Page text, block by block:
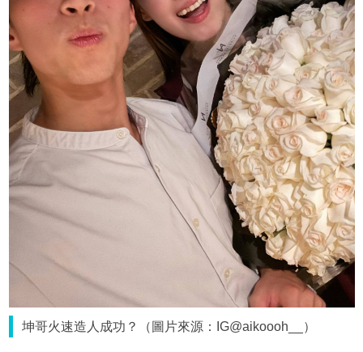
坤哥火速造人成功？（圖片來源：IG@aikoooh__）